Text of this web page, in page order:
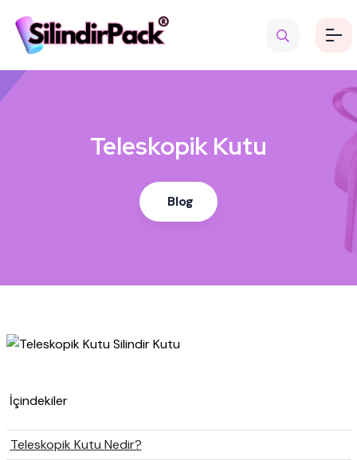
Teleskopik Kutu
Blog
İçindekiler
Teleskopik Kutu Nedir?